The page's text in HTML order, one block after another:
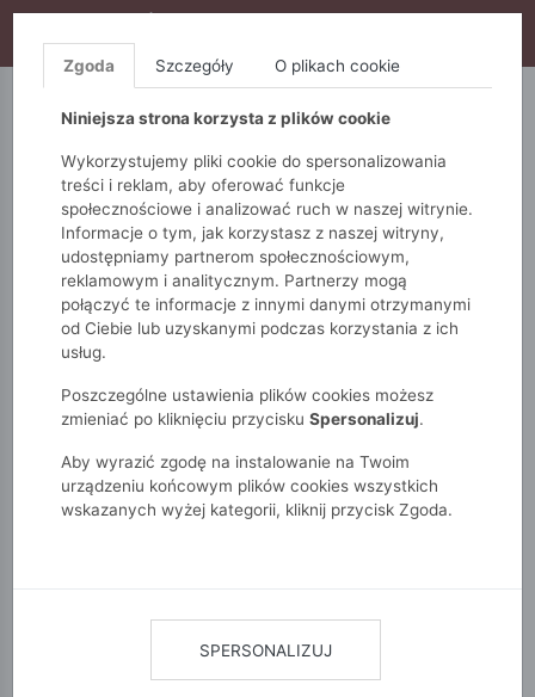
S10), DODATKOWE 15% ZA 3SZT (KOD: S15)
5.10.15. QUIOSQUE
Monnari Zobacz wszystko
Spódnice
Rozkloszowana
Zgoda Szczegóły O plikach cookie
Niniejsza strona korzysta z plików cookie
Wykorzystujemy pliki cookie do spersonalizowania
treści i reklam, aby oferować funkcje
społecznościowe i analizować ruch w naszej witrynie.
Informacje o tym, jak korzystasz z naszej witryny,
udostępniamy partnerom społecznościowym,
reklamowym i analitycznym. Partnerzy mogą
połączyć te informacje z innymi danymi otrzymanymi
od Ciebie lub uzyskanymi podczas korzystania z ich
usług.
Poszczególne ustawienia plików cookies możesz
zmieniać po kliknięciu przycisku Spersonalizuj.
Aby wyrazić zgodę na instalowanie na Twoim
urządzeniu końcowym plików cookies wszystkich
wskazanych wyżej kategorii, kliknij przycisk Zgoda.
SPERSONALIZUJ